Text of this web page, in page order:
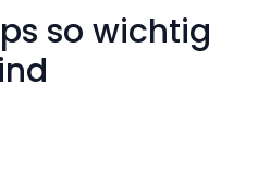
so wichtig